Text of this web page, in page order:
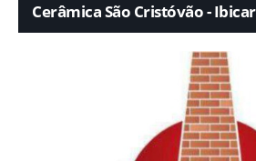
Cerâmica São Cristóvão -